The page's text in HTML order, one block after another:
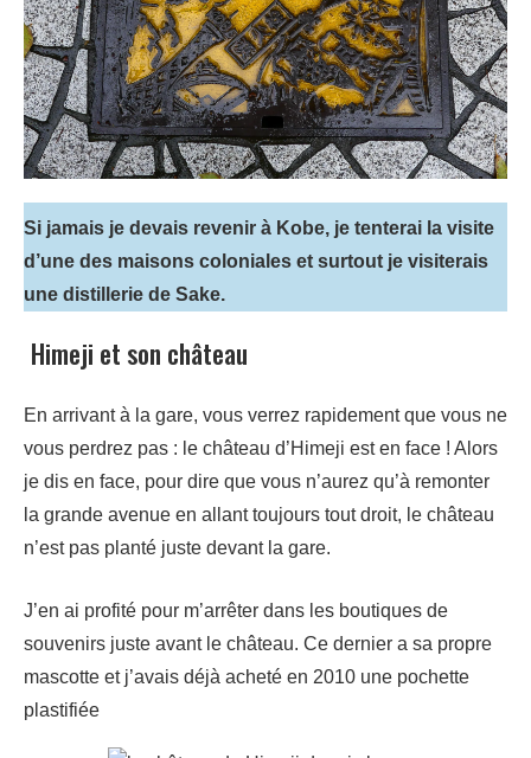
Si jamais je devais revenir à Kobe, je tenterai la visite
d’une des maisons coloniales et surtout je visiterais
une distillerie de Sake.
Himeji et son château
En arrivant à la gare, vous verrez rapidement que vous ne
vous perdrez pas : le château d’Himeji est en face ! Alors
je dis en face, pour dire que vous n’aurez qu’à remonter
la grande avenue en allant toujours tout droit, le château
n’est pas planté juste devant la gare.
J’en ai profité pour m’arrêter dans les boutiques de
souvenirs juste avant le château. Ce dernier a sa propre
mascotte et j’avais déjà acheté en 2010 une pochette
plastifiée